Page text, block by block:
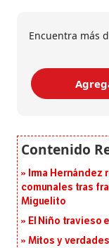
Encuentra más
Irma Hernández
comunales tras
Miguelito
El Niño travieso
Mitos y